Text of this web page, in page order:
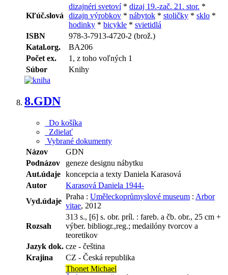
Kľúč.slová
dizajnéri svetoví* dizaj 19.-zač. 21. stor. *
dizajn výrobkov * nábytok * stoličky * sklo *
hodinky * bicykle * svietidlá
ISBN
978-3-7913-4720-2 (brož.)
Katal.org.
BA206
Počet ex.
1, z toho voľných 1
Súbor
Knihy
8.GDN
Do košíka
Zdielať
Vybrané dokumenty
Názov
GDN
Podnázov
geneze designu nábytku
Aut.údaje koncepcia a texty Daniela Karasová
Autor
Karasová Daniela 1944-
Vyd.údaje
Praha : Uměleckoprůmyslové museum : Arbor
vitae, 2012
Rozsah
313 s., [6] s. obr. príl. : fareb. a čb. obr., 25 cm +
výber. bibliogr.,reg.; medailóny tvorcov a
teoretikov
Jazyk dok. cze - čeština
Krajina
CZ - Česká republika
Thonet Michael